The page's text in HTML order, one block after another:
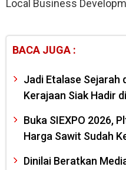
Local Business
BACA JUGA :
Jadi Etalase Sejarah
Kerajaan Siak Hadir
Buka SIEXPO 2026,
Harga Sawit Sudah
Dinilai Beratkan